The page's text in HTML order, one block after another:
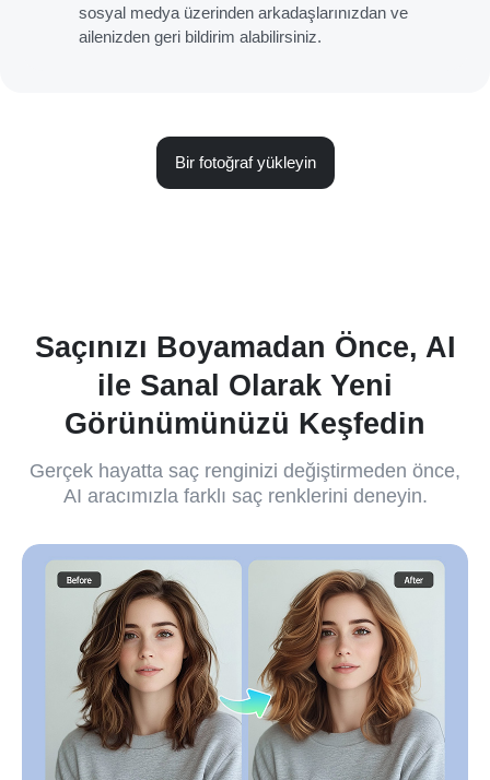
sosyal medya üzerinden arkadaşlarınızdan ve
ailenizden geri bildirim alabilirsiniz.
Bir fotoğraf yükleyin
Saçınızı Boyamadan Önce, AI
ile Sanal Olarak Yeni
Görünümünüzü Keşfedin
Gerçek hayatta saç renginizi değiştirmeden önce,
AI aracımızla farklı saç renklerini deneyin.